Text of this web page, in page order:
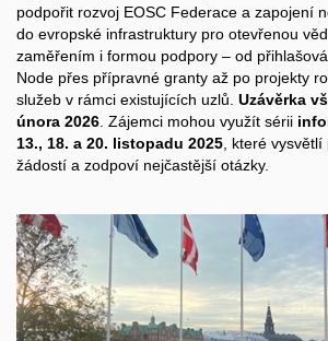
podpořit rozvoj EOSC Federace a zapojení
do evropské infrastruktury pro otevřenou
zaměřením i formou podpory – od
Node přes přípravné granty až po projekty
služeb v rámci existujících uzlů. Uzávěrka
února 2026 . Zájemci mohou využít sérii
13., 18. a 20. listopadu 2025 , které
žádostí a zodpoví nejčastější otázky.